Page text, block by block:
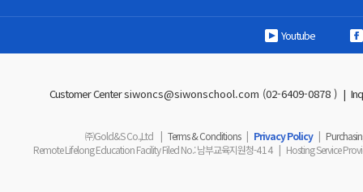
Youtube
Customer Centersiwoncs@siwonschool.com (02-6409-0878 ) |
㈜Gold&S Co.,Ltd | Terms & Conditions | Privacy Policy |
Remote Lifelong Education Facility Filed No.: 남부교육지원청-414 | Hosting Service